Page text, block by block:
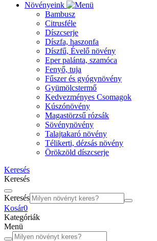
Növényeink
Bambusz
Citrusféle
Díszcserje
Díszfa, haszonfa
Díszfű, Évelő növény
Eper palánta, szamóca
Fenyő, tuja
Fűszer és gyógynövény
Gyümölcstermő
Kedvezményes Csomagok
Kúszónövény
Magastörzsű rózsák
Sövénynövény
Talajtakaró növény
Télikerti, dézsás növény
Örökzöld díszcserje
Keresés
Keresés
Keresés
Kosár0
Kategóriák
Menü